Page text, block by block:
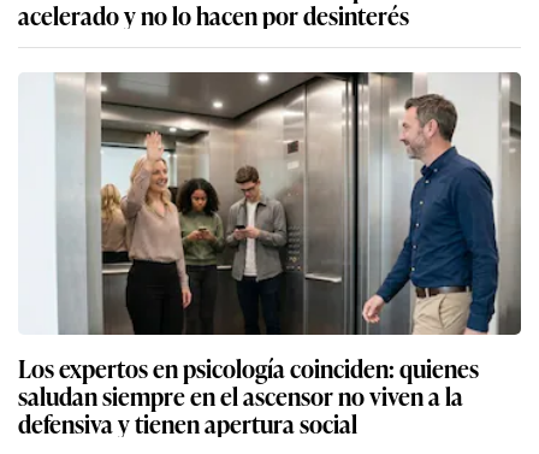
acelerado y no lo hacen por desinterés
Los expertos en psicología coinciden: quienes
saludan siempre en el ascensor no viven a la
defensiva y tienen apertura social